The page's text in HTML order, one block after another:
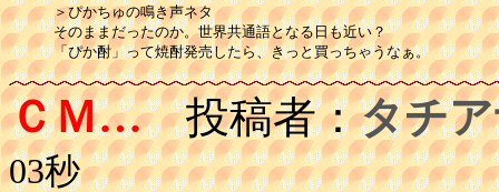
＞ぴかちゅの鳴き声ネタ
そのままだったのか。世界共通語となる日も近い？
ＣＭ…投稿者：タチ
03秒